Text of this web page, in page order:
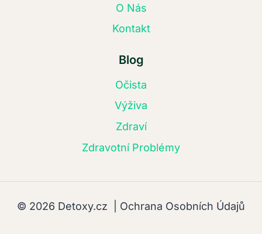
O Nás
Kontakt
Blog
Očista
Výživa
Zdraví
Zdravotní Problémy
© 2026 Detoxy.cz | Ochrana Osobních Údajů